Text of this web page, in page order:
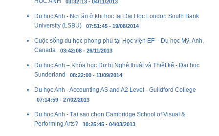
03:32:13 - 04/11/2013
Du học Anh - Nơi ăn ở khi học tại Đại Học London South Bank
University (LSBU) 07:51:45 - 19/08/2014
Cuộc sống du học phong phú tại Học viện EF – Du học Mỹ, Anh,
Canada 03:42:08 - 26/11/2013
Du học Anh – Khóa học Dự bị Nghệ thuật và Thiết kế - Đại học
Sunderland 08:22:00 - 11/09/2014
Du học Anh - Accounting AS and A2 Level - Guildford College
07:14:59 - 27/02/2013
Du học Anh - Tại sao chọn Cambridge School of Visual &
Performing Arts? 10:25:45 - 04/03/2013